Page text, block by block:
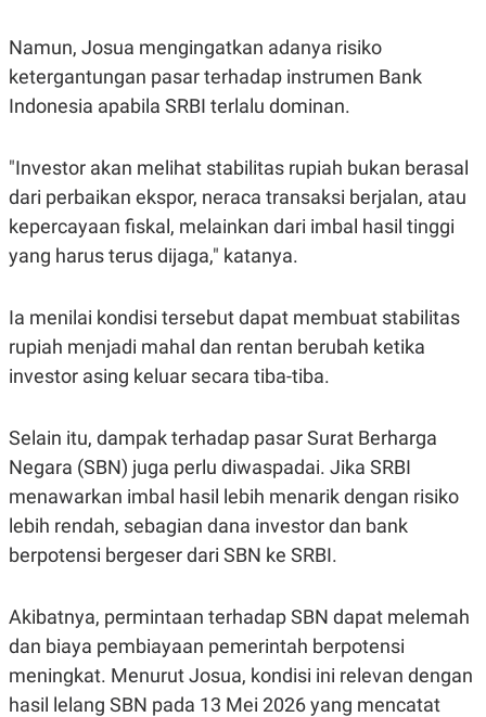
Namun, Josua mengingatkan adanya risiko
ketergantungan pasar terhadap instrumen Bank
Indonesia apabila SRBI terlalu dominan.
"Investor akan melihat stabilitas rupiah bukan berasal
dari perbaikan ekspor, neraca transaksi berjalan, atau
kepercayaan fiskal, melainkan dari imbal hasil tinggi
yang harus terus dijaga," katanya.
Ia menilai kondisi tersebut dapat membuat stabilitas
rupiah menjadi mahal dan rentan berubah ketika
investor asing keluar secara tiba-tiba.
Selain itu, dampak terhadap pasar Surat Berharga
Negara (SBN) juga perlu diwaspadai. Jika SRBI
menawarkan imbal hasil lebih menarik dengan risiko
lebih rendah, sebagian dana investor dan bank
berpotensi bergeser dari SBN ke SRBI.
Akibatnya, permintaan terhadap SBN dapat melemah
dan biaya pembiayaan pemerintah berpotensi
meningkat. Menurut Josua, kondisi ini relevan dengan
hasil lelang SBN pada 13 Mei 2026 yang mencatat